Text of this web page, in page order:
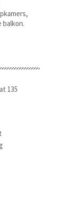
balkon.
135